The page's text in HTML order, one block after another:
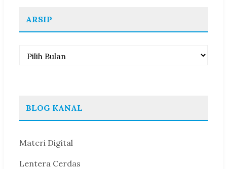
ARSIP
Arsip
BLOG KANAL
Materi Digital
Lentera Cerdas